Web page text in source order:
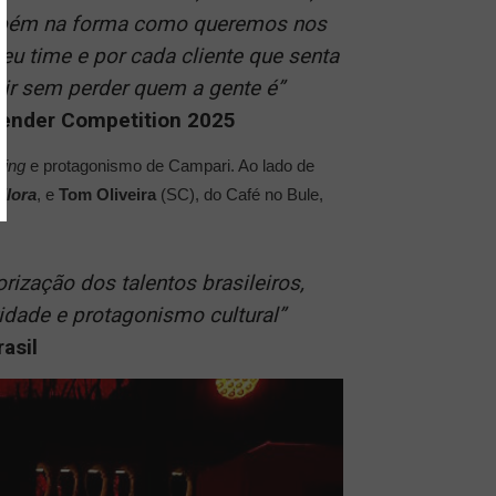
na forma como queremos nos
time e por cada cliente que senta
sem perder quem a gente é”
Competition 2025
e protagonismo de Campari. Ao lado de
Flora, e Tom Oliveira (SC), do Café no Bule,
dos talentos brasileiros,
e protagonismo cultural”